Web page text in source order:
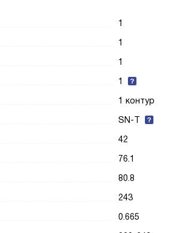
1
1
1
1
1 контур
SN-T
42
76.1
80.8
243
0.665